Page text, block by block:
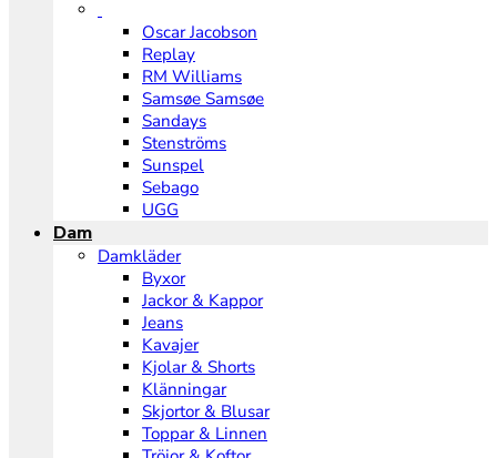
Oscar Jacobson
Replay
RM Williams
Samsøe Samsøe
Sandays
Stenströms
Sunspel
Sebago
UGG
Dam
Damkläder
Byxor
Jackor & Kappor
Jeans
Kavajer
Kjolar & Shorts
Klänningar
Skjortor & Blusar
Toppar & Linnen